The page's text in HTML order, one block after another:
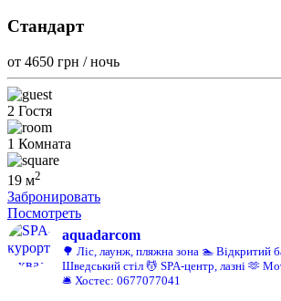
Стандарт
от 4650 грн / ночь
2 Гостя
1 Комната
19 м2
Забронировать
Посмотреть
aquadarcom
🌳 Ліс, лаунж, пляжна зона 🏊 Відкритий
Шведський стіл 💆 SPA-центр, лазні 🫶
🛎️ Хостес: 0677077041